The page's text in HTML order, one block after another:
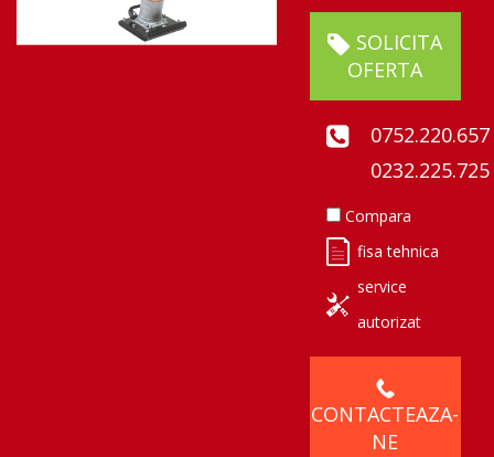
SOLICITA
OFERTA
0752.220.657
0232.225.725
Compara
fisa tehnica
service
autorizat
CONTACTEAZA-
NE